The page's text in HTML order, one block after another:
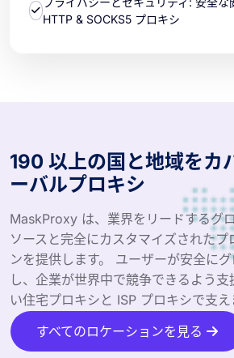
HTTP & SOCKS5 プロキシ
190 以上の国と地域をカ
ーバルプロキシ
MaskProxy は、業界をリードするグ
ソースと完全にカスタマイズされたプ
ンを提供します。 ユーザーが安全に
し、企業が世界中で競争できるよう
い住宅プロキシと ISP プロキシで支え
すべてのロケーションを見る